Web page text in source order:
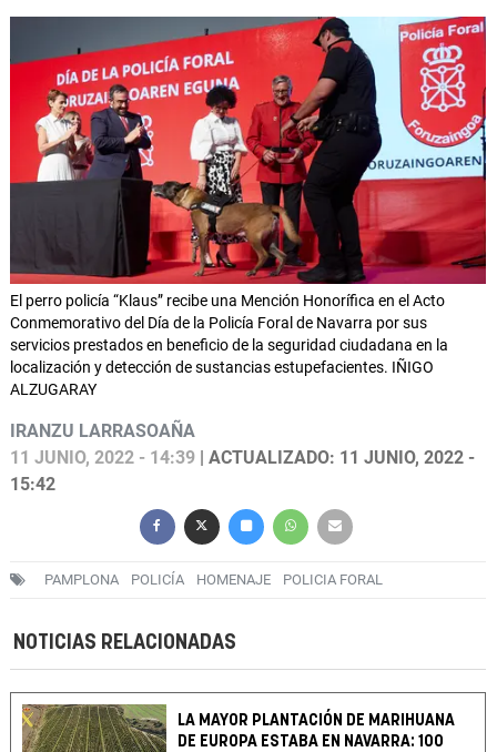
El perro policía “Klaus” recibe una Mención Honorífica en el Acto
Conmemorativo del Día de la Policía Foral de Navarra por sus
servicios prestados en beneficio de la seguridad ciudadana en la
localización y detección de sustancias estupefacientes. IÑIGO
ALZUGARAY
IRANZU LARRASOAÑA
11 JUNIO, 2022 - 14:39 | ACTUALIZADO: 11 JUNIO, 2022 -
15:42
PAMPLONA POLICÍA HOMENAJE POLICIA FORAL
NOTICIAS RELACIONADAS
LA MAYOR PLANTACIÓN DE MARIHUANA
DE EUROPA ESTABA EN NAVARRA: 100